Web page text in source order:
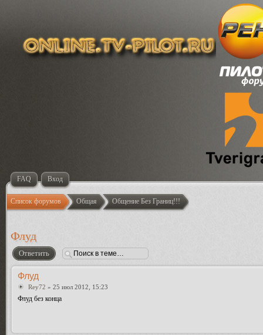
FAQ Вход
Список форумов Общая Общение Без Границ!!!
Флуд
Ответить
Флуд
Rey72 » 25 июл 2012, 15:23
Флуд без конца